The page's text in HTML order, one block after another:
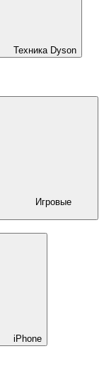
Техника Dyson
Игровые
iPhone